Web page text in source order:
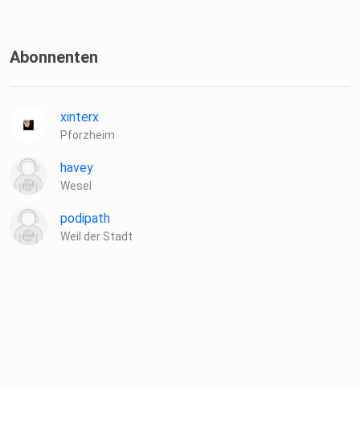
· Fast Forwarding ist reine
Forwarding und Lovebombing als Strategie
Abonnenten
xinterx
Pforzheim
havey
Wesel
podipath
Weil der Stadt